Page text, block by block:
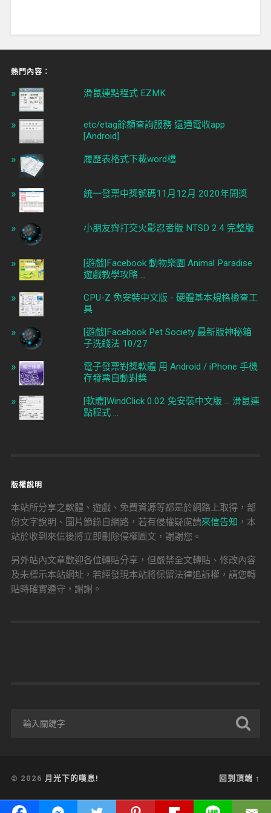
熱門內容︰
滑鼠連點程式 EZMK
etc/etag餘額查詢服務 遠通電收app
[Android]
履歷表格式下載word檔
統一發票中獎號碼11月12月 2020年開獎
小朋友齊打交火影忍者版 NTSD 2.4 完整版
[遊戲]Facebook 動物樂園 Animal Paradise
遊戲教學攻略 ...
CPU-Z 免安裝中文版 - 硬體基本規格檢查工
具
[遊戲]Facebook Pet Society 最新版神秘箱
子洗錢法 10/27
電子發票對獎軟體 用 Android / iPhone 手機
存發票自動對獎
[軟體]WindClick 0.02 免安裝中文版 ... 滑鼠連
點程式 ...
版權說明
本站所分享之軟體、遊戲、免費資源等都是於網路上取得，部
份文字說明、圖片節錄自網路，若有侵權疑慮請來信告知 ，本
站於收到來信後將立即刪除侵權圖文，謝謝您。
另外站內文章歡迎各位轉貼分享，但嚴禁全文轉貼、修改內容
及未標示本站網址，若經發現本站將保留法律追訴權，請您轉
貼時確實遵守，謝謝。
© 2026 月光下的嘆息! 回到頂端 ↑